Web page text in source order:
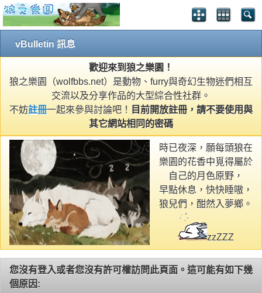
vBulletin 訊息
歡迎來到狼之樂園！
狼之樂園（wolfbbs.net）是動物、furry與奇幻生物迷們相互
交流以及分享作品的大型綜合性社群。
不妨註冊一起來參與討論吧！
目前開放註冊，請不要使用與
其它網站相同的密碼
時已夜深，願每頭狼在
樂園的花香中覓得屬於
自己的月色原野，
早點休息，快快睡嗷，
狼兒們，酣然入夢鄉。
zzZZZ
您沒有登入或者您沒有許可權訪問此頁面。這可能有如下幾
個原因: